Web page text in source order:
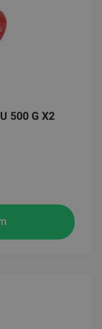
500 G X2